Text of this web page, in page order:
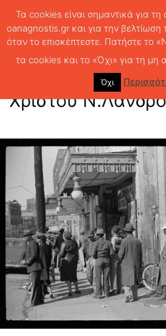
ΚΡΙΤΙΚΕΣ
Χρίστου Ν.Λάνδρου)
Ο ιστορικός
Χρίστου
Τα cookies είναι σημαντικά για τη
oanagnostis.gr και για την βελτίωση
όταν το επισκέπτεστε. Πατήστε το
τα cookies και το «Όχι» για τη μη
Όχι